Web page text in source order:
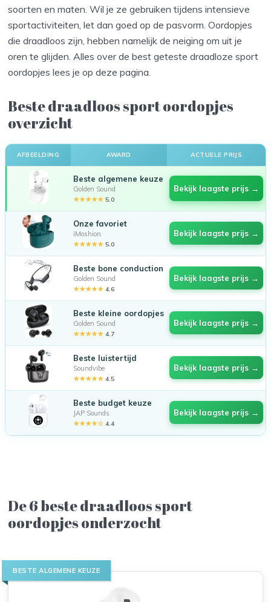
soorten en maten. Wil je ze gebruiken tijdens intensieve
sportactiviteiten, let dan goed op de pasvorm. Oordopjes
die draadloos zijn, hebben namelijk de neiging om uit je
oren te glijden. Alles over de best geteste draadloze sport
oordopjes lees je op deze pagina.
Beste draadloos sport oordopjes
overzicht
AFBEELDING AWARD ACTUELE PRIJS
Beste algemene keuze
Golden Sound
★★★★★ 5.0
Bekijk laagste prijs →
Onze favoriet
iMoshion
★★★★★ 5.0
Bekijk laagste prijs →
Beste bone conduction
Golden Sound
★★★★★ 4.6
Bekijk laagste prijs →
Beste kleine oordopjes
Golden Sound
★★★★★ 4.7
Bekijk laagste prijs →
Beste luistertijd
Soundvibe
★★★★★ 4.5
Bekijk laagste prijs →
Beste budget keuze
JAP Sounds
★★★★☆ 4.4
Bekijk laagste prijs →
De 6 beste draadloos sport
oordopjes onderzocht
BESTE ALGEMENE KEUZE